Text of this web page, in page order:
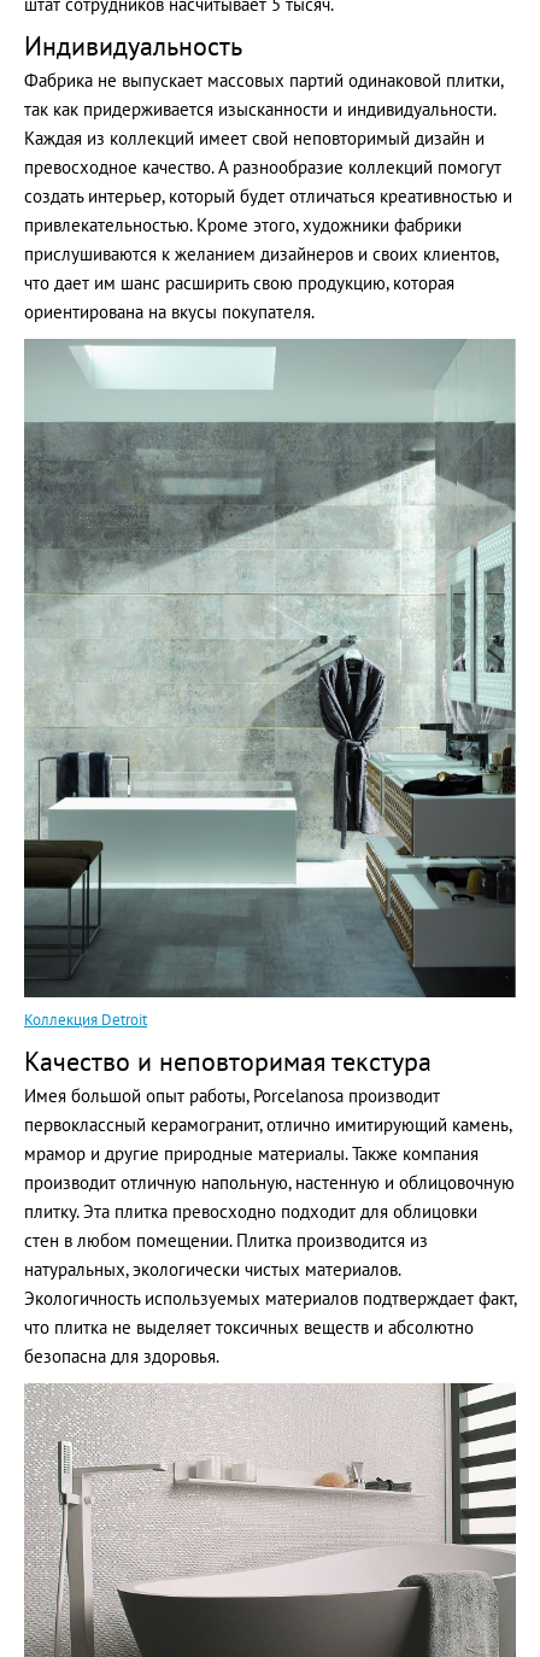
Индивидуальность
Фабрика не выпускает массовых партий одинаковой плитки,
так как придерживается изысканности и индивидуальности.
Каждая из коллекций имеет свой неповторимый дизайн и
превосходное качество. А разнообразие коллекций помогут
создать интерьер, который будет отличаться креативностью и
привлекательностью. Кроме этого, художники фабрики
прислушиваются к желанием дизайнеров и своих клиентов,
что дает им шанс расширить свою продукцию, которая
ориентирована на вкусы покупателя.
Коллекция Detroit
Качество и неповторимая текстура
Имея большой опыт работы, Porcelanosa производит
первоклассный керамогранит, отлично имитирующий камень,
мрамор и другие природные материалы. Также компания
производит отличную напольную, настенную и облицовочную
плитку. Эта плитка превосходно подходит для облицовки
стен в любом помещении. Плитка производится из
натуральных, экологически чистых материалов.
Экологичность используемых материалов подтверждает факт,
что плитка не выделяет токсичных веществ и абсолютно
безопасна для здоровья.